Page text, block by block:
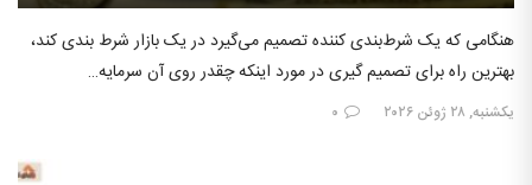
هنگامی که یک شرط‌بندی کننده تصمیم می‌گیرد در یک بازار شرط بندی کند،
بهترین راه برای تصمیم گیری در مورد اینکه چقدر روی آن سرمایه…
یکشنبه, ۲۸ ژوئن ۲۰۲۶ ۰